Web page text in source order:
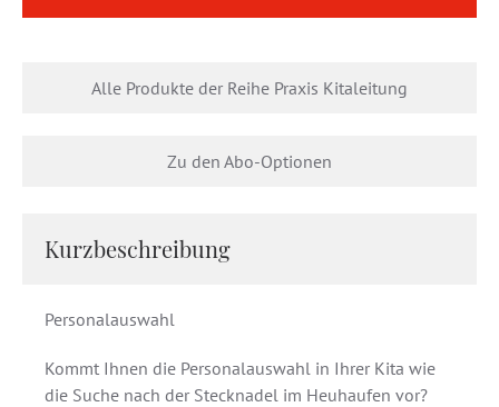
Zu den Abo-Optionen
Alle Produkte der Reihe Praxis Kitaleitung
Kurzbeschreibung
Personalauswahl
Kommt Ihnen die Personalauswahl in Ihrer Kita wie
die Suche nach der Stecknadel im Heuhaufen vor?